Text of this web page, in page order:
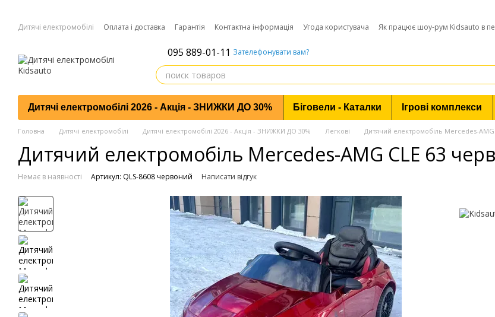
Дитячі електромобілі Оплата і доставка Гарантія Контактна інформація Угода користувача Як працює шоу-рум Kidsauto в
095 889-01-11 Зателефонувати вам?
Дитячі електромобілі 2026 - Акція - ЗНИЖКИ ДО 30% Біговели - Каталки Ігрові комплекси
Головна Дитячі електромобілі Дитячі електромобілі 2026 - Акція - ЗНИЖКИ ДО 30% Легкові Дитячий електромобіль Mercedes-
Дитячий електромобіль Mercedes-AMG CLE 63
Немає в наявності Артикул: QLS-8608 червоний Написати відгук